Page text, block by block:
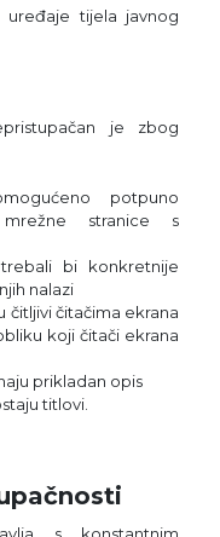
uređaje tijela javnog
je zbog
potpuno
stranice s
bi konkretnije
nalazi
čitljivi čitačima ekrana
koji čitači ekrana
prikladan opis
titlovi.
s konstantnim